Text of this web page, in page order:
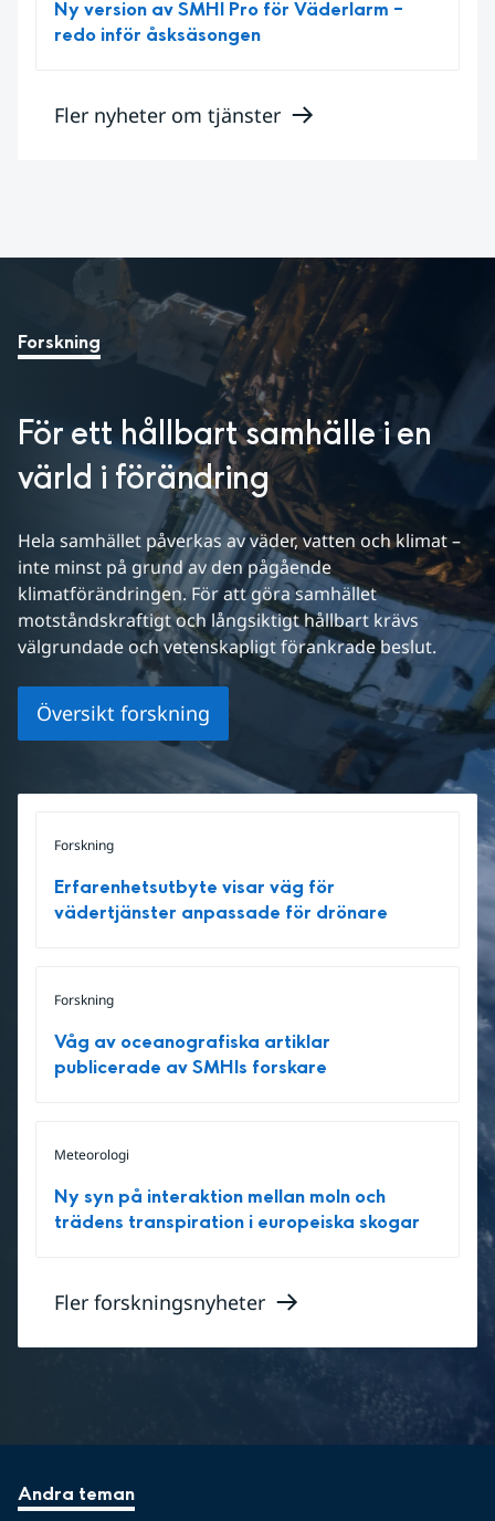
Ny version av SMHI Pro för Väderlarm –
redo inför åsksäsongen
Fler nyheter om tjänster
Forskning
För ett hållbart samhälle i en
värld i förändring
Hela samhället påverkas av väder, vatten och klimat –
inte minst på grund av den pågående
klimatförändringen. För att göra samhället
motståndskraftigt och långsiktigt hållbart krävs
välgrundade och vetenskapligt förankrade beslut.
Översikt forskning
Forskning
Erfarenhetsutbyte visar väg för
vädertjänster anpassade för drönare
Forskning
Våg av oceanografiska artiklar
publicerade av SMHIs forskare
Meteorologi
Ny syn på interaktion mellan moln och
trädens transpiration i europeiska skogar
Fler forskningsnyheter
Andra teman